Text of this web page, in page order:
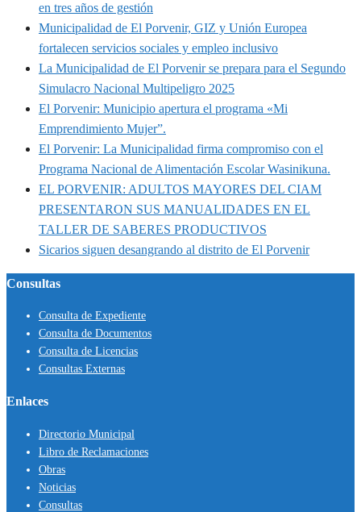
en tres años de gestión
Municipalidad de El Porvenir, GIZ y Unión Europea
fortalecen servicios sociales y empleo inclusivo
La Municipalidad de El Porvenir se prepara para el Segundo
Simulacro Nacional Multipeligro 2025
El Porvenir: Municipio apertura el programa «Mi
Emprendimiento Mujer”.
El Porvenir: La Municipalidad firma compromiso con el
Programa Nacional de Alimentación Escolar Wasinikuna.
EL PORVENIR: ADULTOS MAYORES DEL CIAM
PRESENTARON SUS MANUALIDADES EN EL
TALLER DE SABERES PRODUCTIVOS
Sicarios siguen desangrando al distrito de El Porvenir
Consultas
Consulta de Expediente
Consulta de Documentos
Consulta de Licencias
Consultas Externas
Enlaces
Directorio Municipal
Libro de Reclamaciones
Obras
Noticias
Consultas